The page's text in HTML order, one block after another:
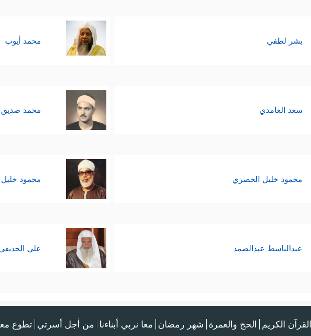
بشر لطفي محمد أيوب
سعد الغامدي محمد صديق
محمود خليل الحصري محمود
عبدالباسط عبدالصمد علي
القرآن الكريم الحج والعمرة شهر رمضان معا نربي أبناءنا من أجل أسرتي تطوع